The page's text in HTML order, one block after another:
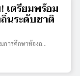
เตรียมพร้อม
นระดับชาติ
การศึกษาท้องถ…